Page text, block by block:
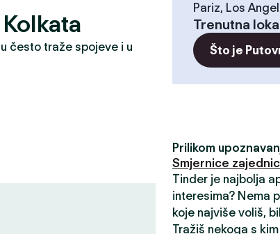
često traže spojeve i u
Pariz, Los
Trenutna
Što je
Prilikom
Smjernice
Tinder je najbolja
interesima? Nema
koje najviše voliš,
Tražiš nekoga s